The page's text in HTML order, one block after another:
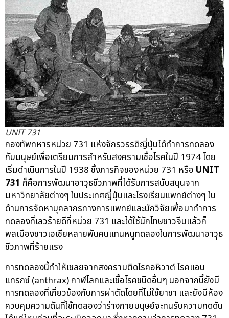
UNIT 731
กองทัพทหารหน่วย 731 แห่งจักรวรรดิญี่ปุ่นได้ทำการทดลอง
กับมนุษย์เพื่อเตรียมการสำหรับสงครามเชื้อโรคในปี 1974 โดย
เริ่มดำเนินการในปี 1938 ซึ่งภารกิจของหน่วย 731 หรือ UNIT
731 ก็คือการพัฒนาอาวุธชีวภาพที่ได้รับการสนับสนุนจาก
มหาวิทยาลัยต่างๆ ในประเทศญี่ปุ่นและโรงเรียนแพทย์ต่างๆ ใน
ด้านการจัดหาบุคลากรทางการแพทย์และนักวิจัยเพื่อมาทำการ
ทดลองที่เลวร้ายดีที่หน่วย 731 และได้ใช้นักโทษชาวจีนแล้วก็
พลเมืองชาวเอเชียหลายพันคนแทนหนูทดลองในการพัฒนาอาวุธ
ชีวภาพที่ร้ายแรง
การทดลองนี้ทำให้เชลยจากสงครามติดโรคอหิวาต์ โรคแอน
แทรกซ์ (anthrax) กาฬโลกและเชื้อโรคชนิดอื่นๆ นอกจากนี้ยังมี
การทดลองที่เกี่ยวข้องกับการผ่าตัดโดยที่ไม่ใช้ยาชา และยังมีห้อง
ควบคุมความดันที่ใช้ทดลองว่าร่างกายมนุษย์จะทนรับความกดดัน